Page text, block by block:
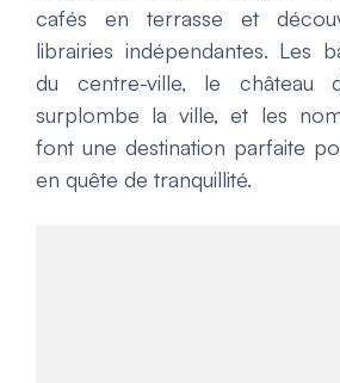
cafés en terrasse et
librairies indépendantes. Les
du centre-ville, le château
surplombe la ville, et les
font une destination parfaite
en quête de tranquillité.